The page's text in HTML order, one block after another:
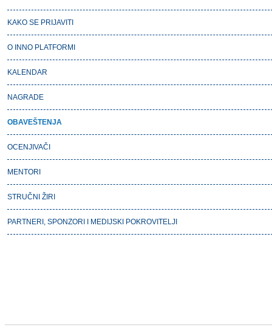
KAKO SE PRIJAVITI
O INNO PLATFORMI
KALENDAR
NAGRADE
OBAVEŠTENJA
OCENJIVAČI
MENTORI
STRUČNI ŽIRI
PARTNERI, SPONZORI I MEDIJSKI POKROVITELJI